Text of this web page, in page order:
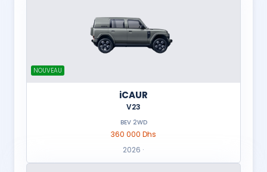
NOUVEAU
iCAUR
V23
BEV 2WD
360 000 Dhs
2026 ·